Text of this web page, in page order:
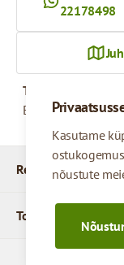
Kasutame
nõustute
Rekvizītid
Tooted
22178498
Tööaeg
Esmaspäevast